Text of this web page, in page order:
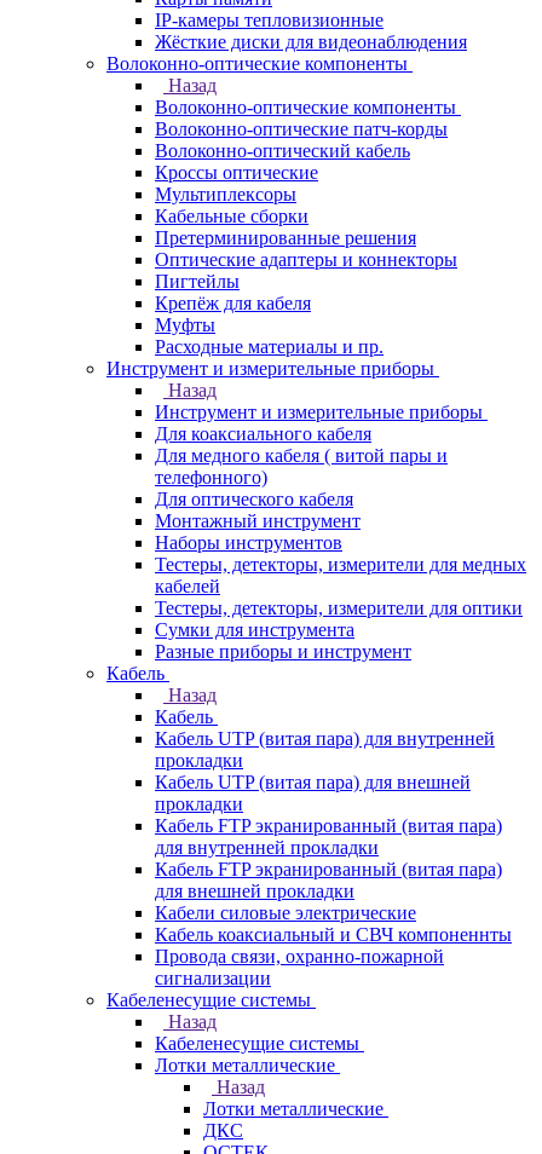
IP-камеры тепловизионные
Жёсткие диски для видеонаблюдения
Волоконно-оптические компоненты
Назад
Волоконно-оптические компоненты
Волоконно-оптические патч-корды
Волоконно-оптический кабель
Кроссы оптические
Мультиплексоры
Кабельные сборки
Претерминированные решения
Оптические адаптеры и коннекторы
Пигтейлы
Крепёж для кабеля
Муфты
Расходные материалы и пр.
Инструмент и измерительные приборы
Назад
Инструмент и измерительные приборы
Для коаксиального кабеля
Для медного кабеля ( витой пары и
телефонного)
Для оптического кабеля
Монтажный инструмент
Наборы инструментов
Тестеры, детекторы, измерители для медных
кабелей
Тестеры, детекторы, измерители для оптики
Сумки для инструмента
Разные приборы и инструмент
Кабель
Назад
Кабель
Кабель UTP (витая пара) для внутренней
прокладки
Кабель UTP (витая пара) для внешней
прокладки
Кабель FTP экранированный (витая пара)
для внутренней прокладки
Кабель FTP экранированный (витая пара)
для внешней прокладки
Кабели силовые электрические
Кабель коаксиальный и СВЧ компоненнты
Провода связи, охранно-пожарной
сигнализации
Кабеленесущие системы
Назад
Кабеленесущие системы
Лотки металлические
Назад
Лотки металлические
ДКС